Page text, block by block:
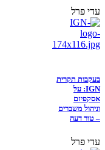
עדי פרל
בעקבות תקרית
IGN: על
אסקפיזם
וניהול משברים
– טור דעה
עדי פרל